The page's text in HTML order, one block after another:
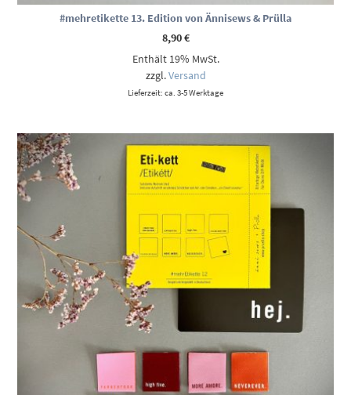
#mehretikette 13. Edition von Ännisews & Prülla
8,90€
Enthält 19% MwSt.
zzgl.Versand
Lieferzeit: ca. 3-5 Werktage